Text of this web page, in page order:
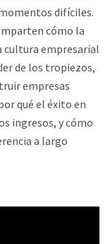
difíciles.
cómo la
cultura empresarial
de los tropiezos,
empresas
qué el éxito en
ingresos, y cómo
a largo